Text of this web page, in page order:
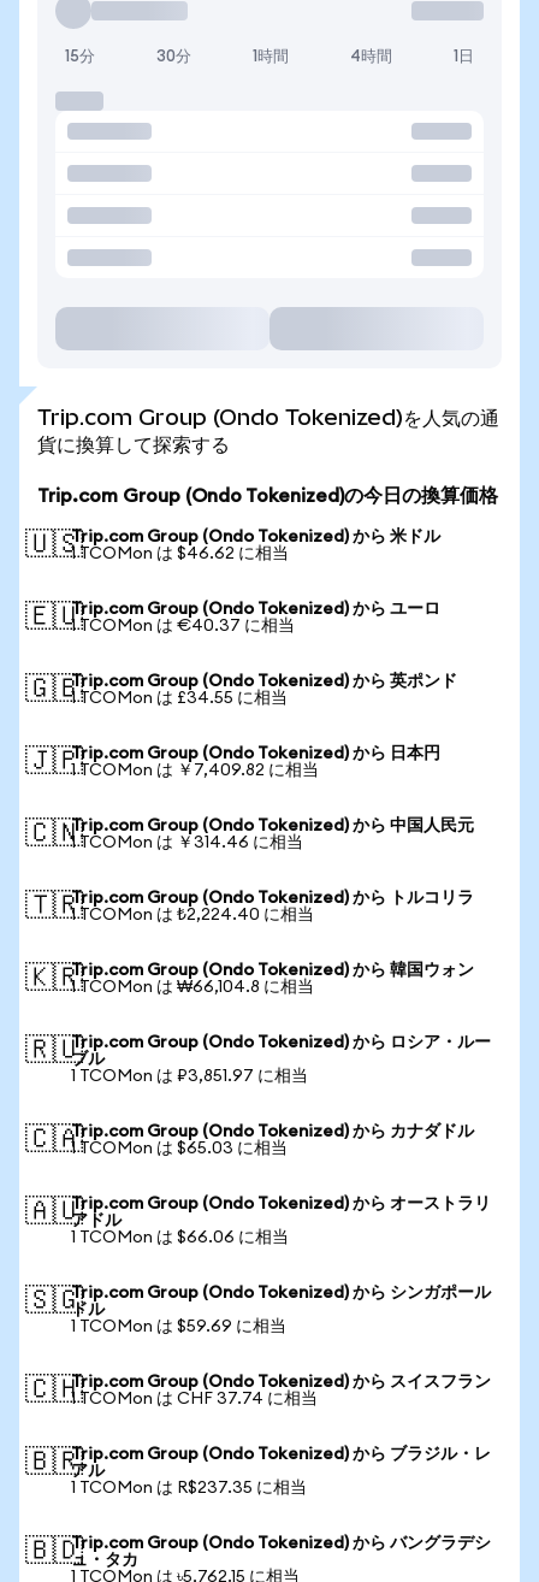
15分 30分 1時間 4時間 1日
Trip.com Group (Ondo Tokenized)を人気の通
貨に換算して探索する
Trip.com Group (Ondo Tokenized)の今日の換算価格
🇺🇸Trip.com Group (Ondo Tokenized) から 米ドル
1 TCOMon は $46.62 に相当
🇪🇺Trip.com Group (Ondo Tokenized) から ユーロ
1 TCOMon は €40.37 に相当
🇬🇧Trip.com Group (Ondo Tokenized) から 英ポンド
1 TCOMon は £34.55 に相当
🇯🇵Trip.com Group (Ondo Tokenized) から 日本円
1 TCOMon は ￥7,409.82 に相当
🇨🇳Trip.com Group (Ondo Tokenized) から 中国人民元
1 TCOMon は ￥314.46 に相当
🇹🇷Trip.com Group (Ondo Tokenized) から トルコリラ
1 TCOMon は ₺2,224.40 に相当
🇰🇷Trip.com Group (Ondo Tokenized) から 韓国ウォン
1 TCOMon は ₩66,104.8 に相当
🇷🇺Trip.com Group (Ondo Tokenized) から ロシア・ルー
ブル
1 TCOMon は ₽3,851.97 に相当
🇨🇦Trip.com Group (Ondo Tokenized) から カナダドル
1 TCOMon は $65.03 に相当
🇦🇺Trip.com Group (Ondo Tokenized) から オーストラリ
アドル
1 TCOMon は $66.06 に相当
🇸🇬Trip.com Group (Ondo Tokenized) から シンガポール
ドル
1 TCOMon は $59.69 に相当
🇨🇭Trip.com Group (Ondo Tokenized) から スイスフラン
1 TCOMon は CHF 37.74 に相当
🇧🇷Trip.com Group (Ondo Tokenized) から ブラジル・レ
アル
1 TCOMon は R$237.35 に相当
🇧🇩Trip.com Group (Ondo Tokenized) から バングラデシ
ュ・タカ
1 TCOMon は ৳5,762.15 に相当